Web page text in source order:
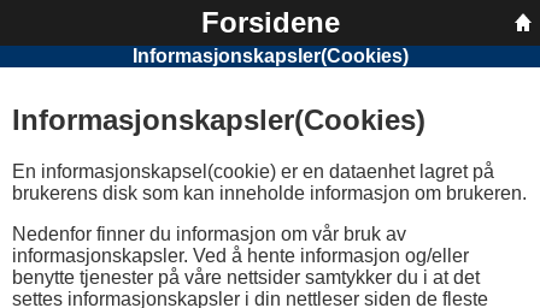
Forsidene
Informasjonskapsler(Cookies)
Informasjonskapsler(Cookies)
En informasjonskapsel(cookie) er en dataenhet lagret på
brukerens disk som kan inneholde informasjon om brukeren.
Nedenfor finner du informasjon om vår bruk av
informasjonskapsler. Ved å hente informasjon og/eller
benytte tjenester på våre nettsider samtykker du i at det
settes informasjonskapsler i din nettleser siden de fleste